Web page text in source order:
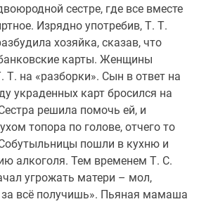
сестре, где все вместе
Изрядно употребив, Т. Т.
хозяйка, сказав, что
карты. Женщины
Т. на «разборки». Сын в ответ на
украденных карт бросился на
решила помочь ей, и
топора по голове, отчего то
пошли в кухню и
алкоголя. Тем временем Т. С.
угрожать матери – мол,
за всё получишь». Пьяная мамаша